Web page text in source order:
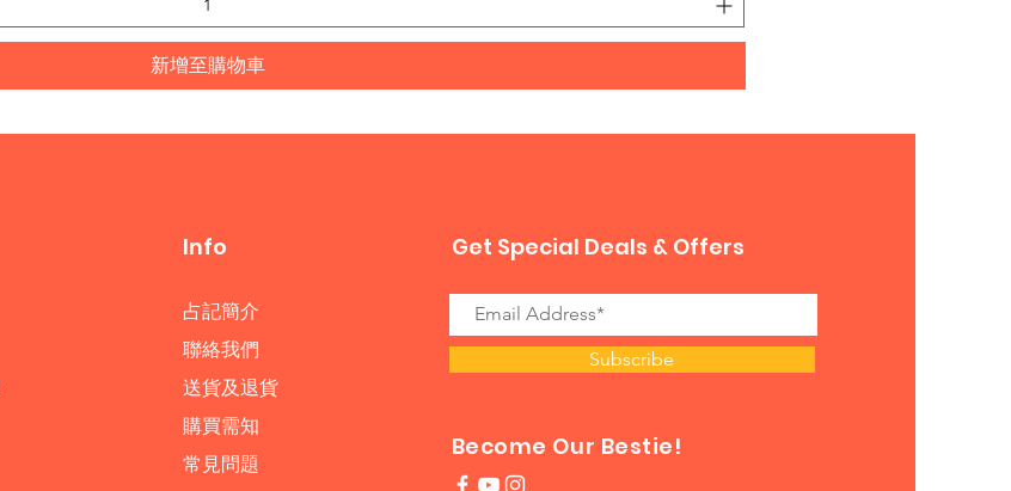
新增至購物車
Info
占記簡介
​聯絡我們
送貨及退貨
購買需知
常見問題
Get Special Deals & Offers
Subscribe
Become Our Bestie!